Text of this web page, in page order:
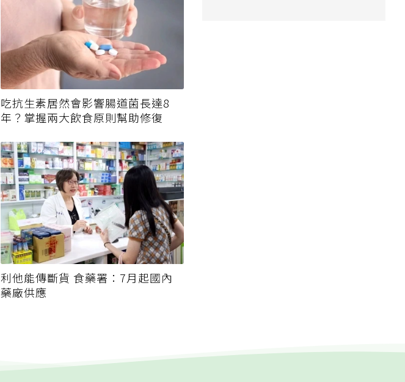
吃抗生素居然會影響腸道菌長達8
年？掌握兩大飲食原則幫助修復
利他能傳斷貨 食藥署：7月起國內
藥廠供應